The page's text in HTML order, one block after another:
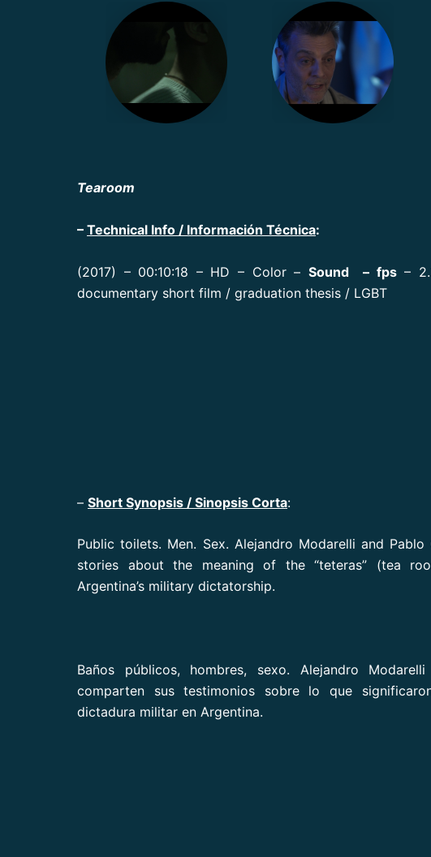
Tearoom
– Technical Info / Información Técnica:
(2017) – 00:10:18 – HD – Color – Sound – fps–
documentary short film / graduation thesis / LGBT
– Short Synopsis / Sinopsis Corta:
Public toilets. Men. Sex. Alejandro Modarelli and
stories about the meaning of the “teteras” (tea
Argentina’s military dictatorship.
Baños públicos, hombres, sexo. Alejandro
comparten sus testimonios sobre lo que
dictadura militar en Argentina.